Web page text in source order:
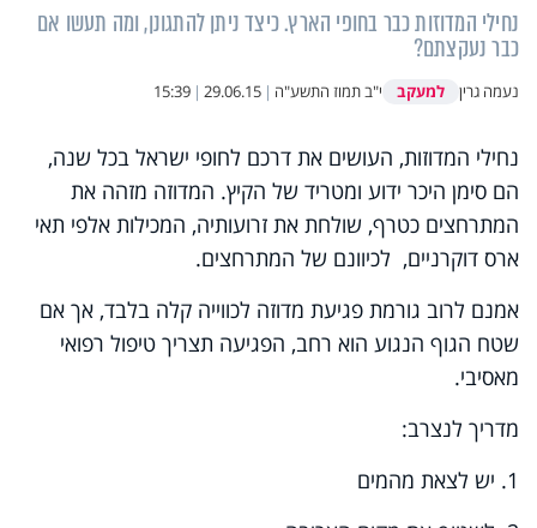
נחילי המדוזות כבר בחופי הארץ. כיצד ניתן להתגונן, ומה תעשו אם
כבר נעקצתם?
נעמה גרין למעקב י"ב תמוז התשע"ה |
29.06.15
|
15:39
נחילי המדוזות, העושים את דרכם לחופי ישראל בכל שנה,
הם סימן היכר ידוע ומטריד של הקיץ. המדוזה מזהה את
המתרחצים כטרף, שולחת את זרועותיה, המכילות אלפי תאי
ארס דוקרניים, לכיוונם של המתרחצים.
אמנם לרוב גורמת פגיעת מדוזה לכווייה קלה בלבד, אך אם
שטח הגוף הנגוע הוא רחב, הפגיעה תצריך טיפול רפואי
מאסיבי.
מדריך לנצרב:
1. יש לצאת מהמים